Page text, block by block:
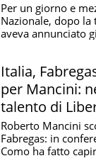
Per un giorno e
Nazionale, dopo
aveva annunciato
Italia,
per Mancini:
talento di
Roberto Mancini
Fabregas: in
Como ha fatto